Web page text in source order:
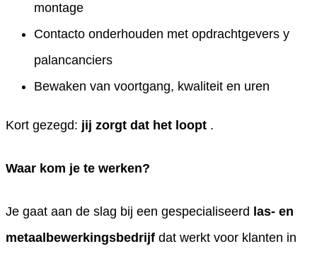
montage
Contacto onderhouden met opdrachtgevers y
palancanciers
Bewaken van voortgang, kwaliteit en uren
Kort gezegd: jij zorgt dat het loopt .
Waar kom je te werken?
Je gaat aan de slag bij een gespecialiseerd las- en
metaalbewerkingsbedrijf dat werkt voor klanten in